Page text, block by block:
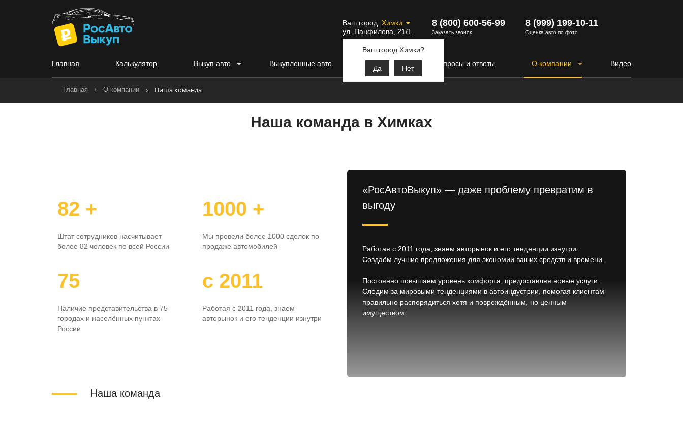
Ваш город: Химки
Ваш город Химки?
Да Нет
ул. Панфилова, 21/1
8 (800) 600-56-99
Заказать звонок
8 (999) 199-10-11
Оценка авто по фото
Главная Калькулятор Выкуп авто Выкупленные авто Вопросы и ответы О компании Видео
Главная О компании Наша команда
Наша команда в Химках
82 +
Штат сотрудников насчитывает
более 82 человек по всей России
1000 +
Мы провели более 1000 сделок по
продаже автомобилей
75
Наличие представительства в 75
городах и населённых пунктах
России
с 2011
Работая с 2011 года, знаем
авторынок и его тенденции изнутри
«РосАвтоВыкуп» — даже проблему превратим в
выгоду
Работая с 2011 года, знаем авторынок и его тенденции изнутри.
Создаём лучшие предложения для экономии ваших средств и времени.
Постоянно повышаем уровень комфорта, предоставляя новые услуги.
Следим за мировыми тенденциями в автоиндустрии, помогая клиентам
правильно распорядиться хотя и повреждённым, но ценным
имуществом.
Наша команда